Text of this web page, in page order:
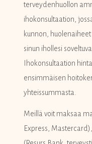
terveydenhuollon
ihokonsultaation,
kunnon,
sinun ihollesi
Ihokonsultaation
ensimmäisen
yhteissummasta.
Meillä voit maksaa
Express,